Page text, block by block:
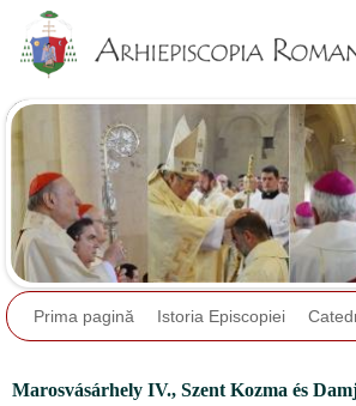
Prima pagină Istoria Episcopiei
Marosvásárhely IV., Szent Kozma és